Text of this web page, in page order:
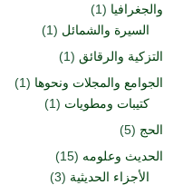
والجغرافيا (1)
السيرة والشمائل (1)
التزكية والرقائق (1)
الجوامع والمجلات ونحوها (1)
كتيبات ومطويات (1)
الحج (5)
الحديث وعلومه (15)
الأجزاء الحديثية (3)